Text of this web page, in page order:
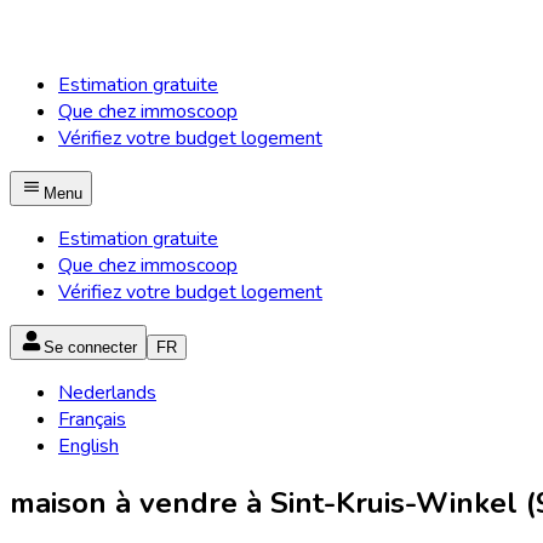
Estimation gratuite
Que chez immoscoop
Vérifiez votre budget logement
Menu
Estimation gratuite
Que chez immoscoop
Vérifiez votre budget logement
Se connecter FR
Nederlands
Français
English
maison à vendre à Sint-Kruis-Winkel